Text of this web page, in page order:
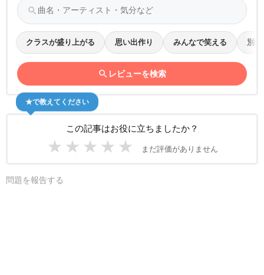
search
クラスが盛り上がる 思い出作り みんなで笑える 別
search レビューを検索
この記事はお役に立ちましたか？
★ ★ ★ ★ ★ まだ評価がありません
★で教えてください
問題を報告する